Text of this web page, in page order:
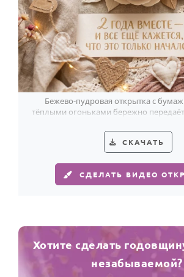
Бежево-пудровая открытка с
тёплыми огоньками бережно
СКАЧАТЬ
СДЕЛАТЬ ВИДЕО
Хотите сделать
незабываемой?